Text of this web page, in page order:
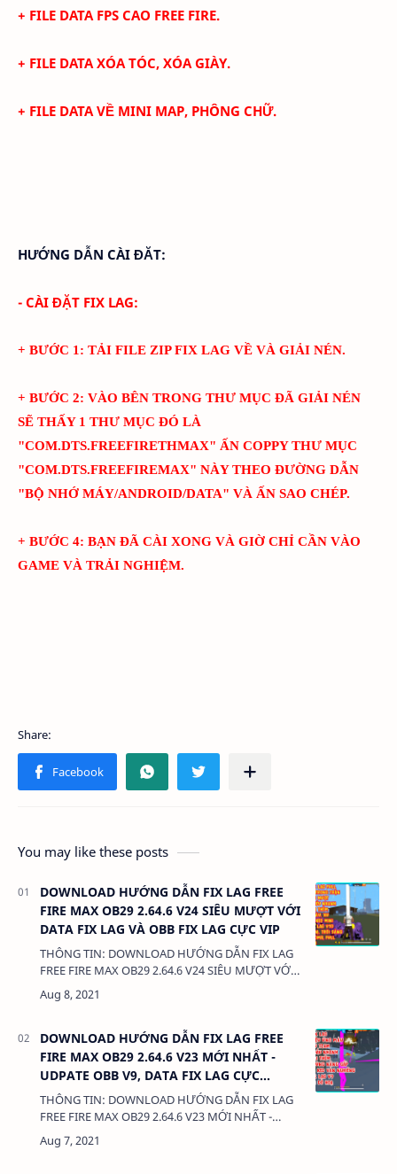
+ FILE DATA FPS CAO FREE FIRE.
+ FILE DATA XÓA TÓC, XÓA GIÀY.
+ FILE DATA VỀ MINI MAP, PHÔNG CHỮ.
HƯỚNG DẪN CÀI ĐĂT:
- CÀI ĐẶT FIX LAG:
+ BƯỚC 1: TẢI FILE ZIP FIX LAG VỀ VÀ GIẢI NÉN.
+ BƯỚC 2: VÀO BÊN TRONG THƯ MỤC ĐÃ GIẢI NÉN
SẼ THẤY 1 THƯ MỤC ĐÓ LÀ
"COM.DTS.FREEFIRETHMAX" ẤN COPPY THƯ MỤC
"COM.DTS.FREEFIREMAX" NÀY THEO ĐƯỜNG DẪN
"BỘ NHỚ MÁY/ANDROID/DATA" VÀ ẤN SAO CHÉP.
+ BƯỚC 4: BẠN ĐÃ CÀI XONG VÀ GIỜ CHỈ CẦN VÀO
GAME VÀ TRẢI NGHIỆM.
You may like these posts
DOWNLOAD HƯỚNG DẪN FIX LAG FREE
FIRE MAX OB29 2.64.6 V24 SIÊU MƯỢT VỚI
DATA FIX LAG VÀ OBB FIX LAG CỰC VIP
THÔNG TIN: DOWNLOAD HƯỚNG DẪN FIX LAG
FREE FIRE MAX OB29 2.64.6 V24 SIÊU MƯỢT VỚI
DATA FIX LAG VÀ OBB FIX LAG CỰC VIP DUNG
DOWNLOAD HƯỚNG DẪN FIX LAG FREE
FIRE MAX OB29 2.64.6 V23 MỚI NHẤT -
UDPATE OBB V9, DATA FIX LAG CỰC
MƯỢT VÀO MAP NHANH
THÔNG TIN: DOWNLOAD HƯỚNG DẪN FIX LAG
FREE FIRE MAX OB29 2.64.6 V23 MỚI NHẤT -
UDPATE OBB V9, DATA FIX LAG CỰC MƯỢT VÀO